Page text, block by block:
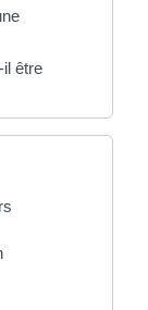
il être